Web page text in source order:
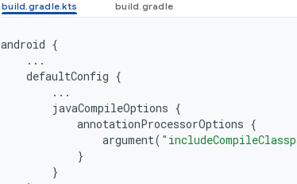
android {
...
defaultConfig {
...
javaCompileOptions {
annotationProcessorOptions {
argument(
}
}